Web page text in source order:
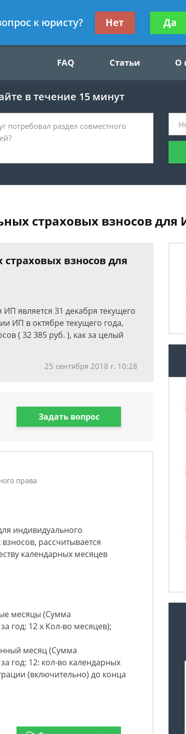
Получите
FAQ Статьи О
в течение 15 минут
страховых взносов для
страховых взносов для
является 31 декабря текущего
ИП в октябре текущего года,
( 32 385 руб. ), как за целый
25 сентября 2018 г. 10:28
Задать вопрос
права
индивидуального
рассчитывается
календарных месяцев
месяцы (Сумма
год: 12 х Кол-во месяцев);
месяц (Сумма
год: 12: кол-во календарных
(включительно) до конца
к юристу? Нет Да